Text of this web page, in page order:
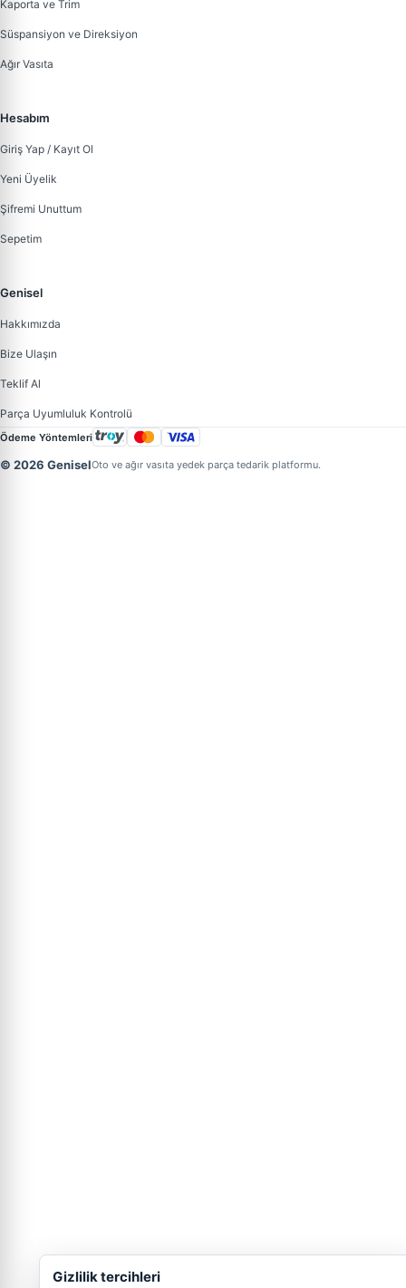
Kaporta ve Trim
Süspansiyon ve Direksiyon
Ağır Vasıta
Hesabım
Giriş Yap / Kayıt Ol
Yeni Üyelik
Şifremi Unuttum
Sepetim
Genisel
Hakkımızda
Bize Ulaşın
Teklif Al
Parça Uyumluluk Kontrolü
Ödeme Yöntemleri
© 2026 GeniselOto ve ağır vasıta yedek parça tedarik platformu.
Gizlilik tercihleri